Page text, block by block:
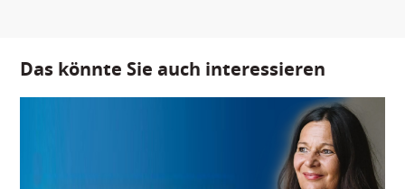
Das könnte Sie auch interessieren